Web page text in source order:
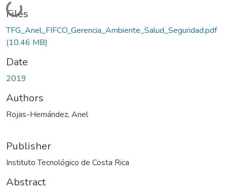
Loading...
Files
TFG_Anel_FIFCO_Gerencia_Ambiente_Salud_Seguridad.pdf
(10.46 MB)
Date
2019
Authors
Rojas-Hernández, Anel
Publisher
Instituto Tecnológico de Costa Rica
Abstract